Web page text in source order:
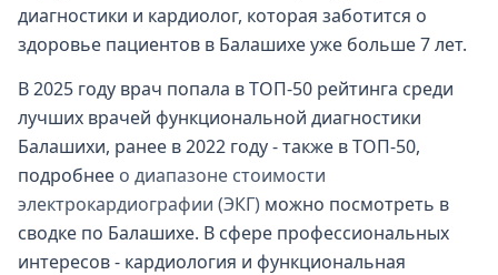
диагностики и кардиолог, которая заботится о
здоровье пациентов в Балашихе уже больше 7 лет.
В 2025 году врач попала в ТОП-50 рейтинга среди
лучших врачей функциональной диагностики
Балашихи, ранее в 2022 году - также в ТОП-50,
подробнее о диапазоне стоимости
электрокардиографии (ЭКГ) можно посмотреть в
сводке по Балашихе. В сфере профессиональных
интересов - кардиология и функциональная